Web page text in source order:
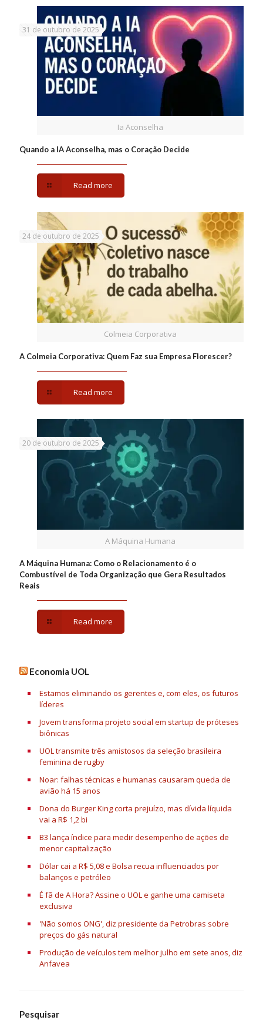
Ia Aconselha
31 de outubro de 2025
Quando a IA Aconselha, mas o Coração Decide
Read more
Colmeia Corporativa
24 de outubro de 2025
A Colmeia Corporativa: Quem Faz sua Empresa Florescer?
Read more
A Máquina Humana
20 de outubro de 2025
A Máquina Humana: Como o Relacionamento é o
Combustível de Toda Organização que Gera Resultados
Reais
Read more
Economia UOL
Estamos eliminando os gerentes e, com eles, os futuros
líderes
Jovem transforma projeto social em startup de próteses
biônicas
UOL transmite três amistosos da seleção brasileira
feminina de rugby
Noar: falhas técnicas e humanas causaram queda de
avião há 15 anos
Dona do Burger King corta prejuízo, mas dívida líquida
vai a R$ 1,2 bi
B3 lança índice para medir desempenho de ações de
menor capitalização
Dólar cai a R$ 5,08 e Bolsa recua influenciados por
balanços e petróleo
É fã de A Hora? Assine o UOL e ganhe uma camiseta
exclusiva
'Não somos ONG', diz presidente da Petrobras sobre
preços do gás natural
Produção de veículos tem melhor julho em sete anos, diz
Anfavea
Pesquisar